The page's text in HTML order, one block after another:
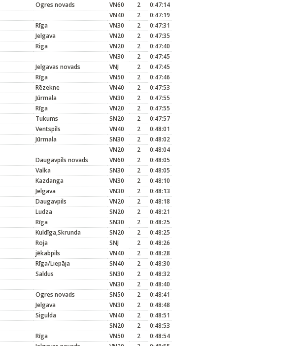
Ogres novads VN60 2
0:47:14
VN40 2
0:47:19
Rīga VN30 2
0:47:31
Jelgava VN20 2
0:47:35
Riga VN20 2
0:47:40
VN30 2
0:47:45
Jelgavas novads VNJ 2
0:47:45
Rīga VN50 2
0:47:46
Rēzekne VN40 2
0:47:53
Jūrmala VN30 2
0:47:55
Rīga VN20 2
0:47:55
Tukums SN20 2
0:47:57
Ventspils VN40 2
0:48:01
Jūrmala SN30 2
0:48:02
VN20 2
0:48:04
Daugavpils novads VN60 2
0:48:05
Valka SN30 2
0:48:05
Kazdanga VN30 2
0:48:10
Jelgava VN30 2
0:48:13
Daugavpils VN20 2
0:48:18
Ludza SN20 2
0:48:21
Rīga SN30 2
0:48:25
Kuldīga,Skrunda SN20 2
0:48:25
Roja SNJ 2
0:48:26
jēkabpils VN40 2
0:48:28
Rīga/Liepāja SN40 2
0:48:30
Saldus SN30 2
0:48:32
VN30 2
0:48:40
Ogres novads SN50 2
0:48:41
Jelgava VN30 2
0:48:48
Sigulda VN40 2
0:48:51
SN20 2
0:48:53
Rīga VN50 2
0:48:54